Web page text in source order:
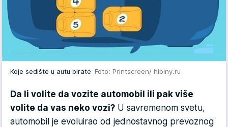
Koje sedište u autu birate Foto: Printscreen/ hibiny.ru
Da li volite da vozite automobil ili pak više
volite da vas neko vozi? U savremenom svetu,
automobil je evoluirao od jednostavnog prevoznog